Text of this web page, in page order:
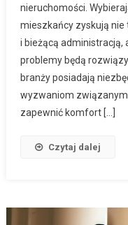
nieruchomości.
mieszkańcy zyskują
i bieżącą administracją,
problemy będą
branży posiadają
wyzwaniom
zapewnić komfort […]
Czytaj dalej